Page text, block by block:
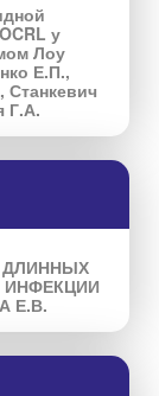
у
Лоу
Е.П.,
Г.А.
ДЛИННЫХ
Е.В.